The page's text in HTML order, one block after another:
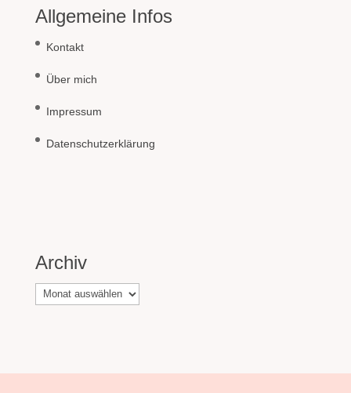
Allgemeine Infos
Kontakt
Über mich
Impressum
Datenschutzerklärung
Archiv
Archiv